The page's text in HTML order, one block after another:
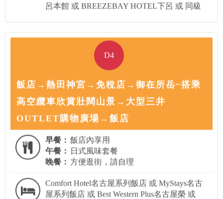
呂本館 或 BREEZEBAY HOTEL下呂 或 同級
D4
飯店→熱田神宮→免稅店→御在所岳~搭乘
高空纜車欣賞壯闊山景→大型三井
OUTLET購物廣場→飯店
早餐： 飯店內享用
午餐： 日式風味套餐
晚餐： 方便逛街，請自理
Comfort Hotel名古屋系列飯店 或 MyStays名古
屋系列飯店 或 Best Western Plus名古屋榮 或